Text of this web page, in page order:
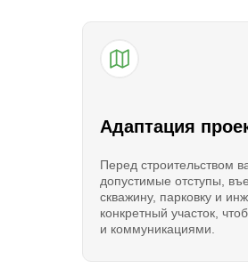
Перед строительством
допустимые отступы,
скважину, парковку и
конкретный участок,
и коммуникациями.
Адаптация